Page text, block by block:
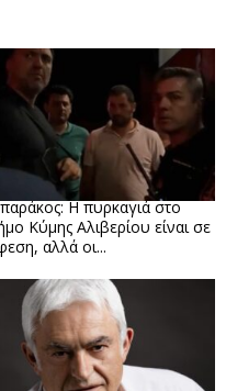
Η πυρκαγιά στο
Κύμης Αλιβερίου είναι σε
αλλά οι...